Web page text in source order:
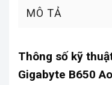
MÔ TẢ
Thông số kỹ
Gigabyte B650